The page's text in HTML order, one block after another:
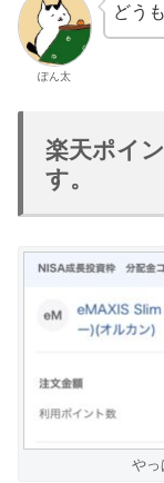
ぽん太
どう
楽天ポイ
す。
やっ